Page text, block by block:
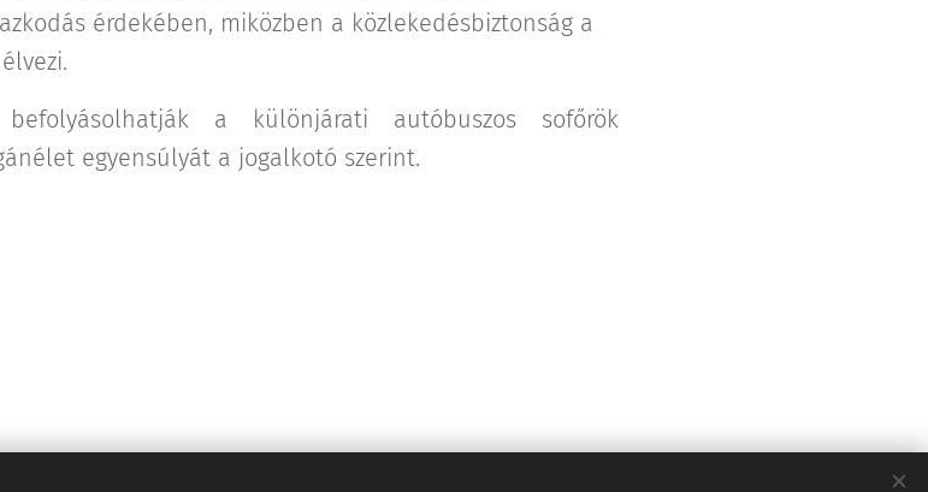
érdekében, miközben a közlekedésbiztonság a
a különjárati autóbuszos sofőrök
egyensúlyát a jogalkotó szerint.